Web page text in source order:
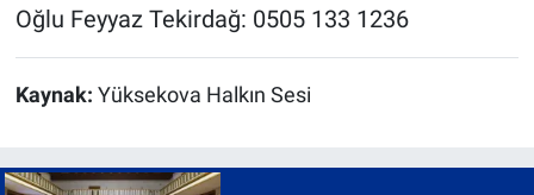
Oğlu Feyyaz Tekirdağ: 0505 133 1236
Kaynak: Yüksekova Halkın Sesi